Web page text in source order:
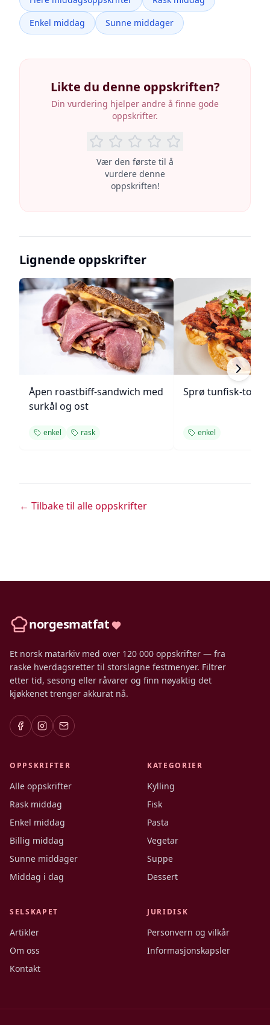
Enkel middag
Sunne middager
Likte du denne oppskriften?
Din vurdering hjelper andre å finne gode
oppskrifter.
Vær den første til å
vurdere denne
oppskriften!
Lignende oppskrifter
Åpen roastbiff-sandwich med
surkål og ost
enkel rask
Sprø tunfisk-
enkel
← Tilbake til alle oppskrifter
norgesmatfat
Et norsk matarkiv med over 120 000 oppskrifter — fra
raske hverdagsretter til storslagne festmenyer. Filtrer
etter tid, sesong eller råvarer og finn nøyaktig det
kjøkkenet trenger akkurat nå.
OPPSKRIFTER
Alle oppskrifter
Rask middag
Enkel middag
Billig middag
Sunne middager
Middag i dag
KATEGORIER
Kylling
Fisk
Pasta
Vegetar
Suppe
Dessert
SELSKAPET
Artikler
Om oss
Kontakt
JURIDISK
Personvern og vilkår
Informasjonskapsler